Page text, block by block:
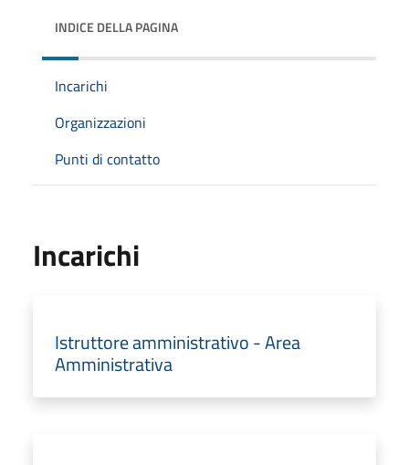
INDICE DELLA PAGINA
Incarichi
Organizzazioni
Punti di contatto
Incarichi
Istruttore amministrativo - Area
Amministrativa